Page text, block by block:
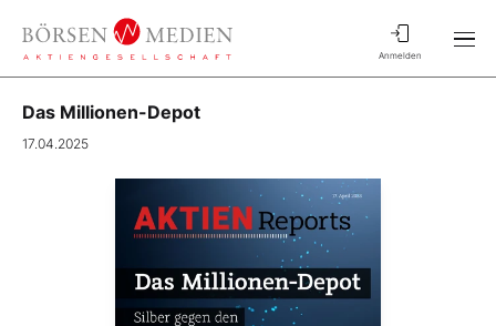
Anmelden
Das Millionen-Depot
17.04.2025